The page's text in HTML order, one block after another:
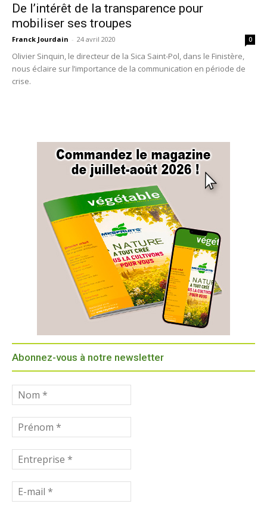
De l’intérêt de la transparence pour
mobiliser ses troupes
Franck Jourdain - 24 avril 2020 0
Olivier Sinquin, le directeur de la Sica Saint-Pol, dans le Finistère,
nous éclaire sur l’importance de la communication en période de
crise.
Abonnez-vous à notre newsletter